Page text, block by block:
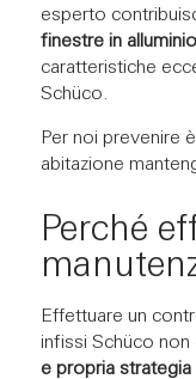
esperto
finestre in alluminio
caratteristiche
Schüco.
Per noi prevenire
abitazione
Perché
Effettuare un
infissi Schüco non
e propria